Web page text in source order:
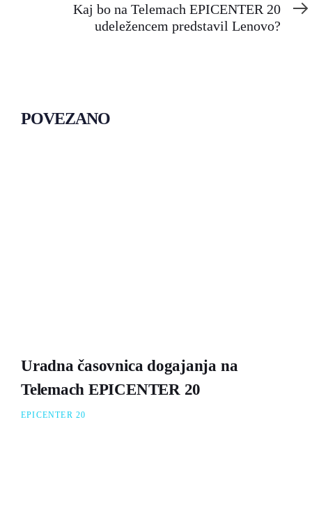
Kaj bo na Telemach EPICENTER 20
udeležencem predstavil Lenovo?
POVEZANO
Uradna časovnica dogajanja na
Telemach EPICENTER 20
EPICENTER 20